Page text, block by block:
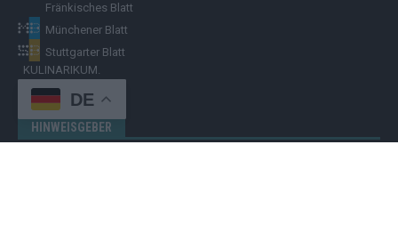
Fränkisches Blatt
Münchener Blatt
Stuttgarter Blatt
KULINARIKUM.
Raffi Gasser
HINWEISGEBER
DE